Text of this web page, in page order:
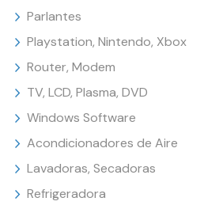
Parlantes
Playstation, Nintendo, Xbox
Router, Modem
TV, LCD, Plasma, DVD
Windows Software
Acondicionadores de Aire
Lavadoras, Secadoras
Refrigeradora